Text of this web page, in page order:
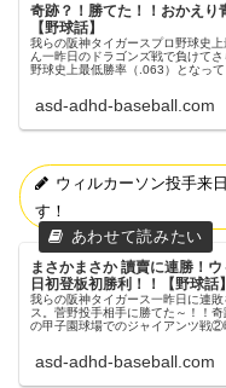
奇跡？！勝てた！！おかえり
【野球話】
我らの阪神タイガースプロ野球史
ん一昨日のドラゴンズ戦で負けて
野球史上最低勝率（.063）となっ
asd-adhd-baseball.com
ウィルカーソン投手来
す！
まさかまさか 讀賣に連勝！
日初登板初勝利！！【野球話】
我らの阪神タイガース一昨日に連
ス。菅野投手相手に勝てた～！！奇
の甲子園球場でのジャイアンツ戦②
asd-adhd-baseball.com